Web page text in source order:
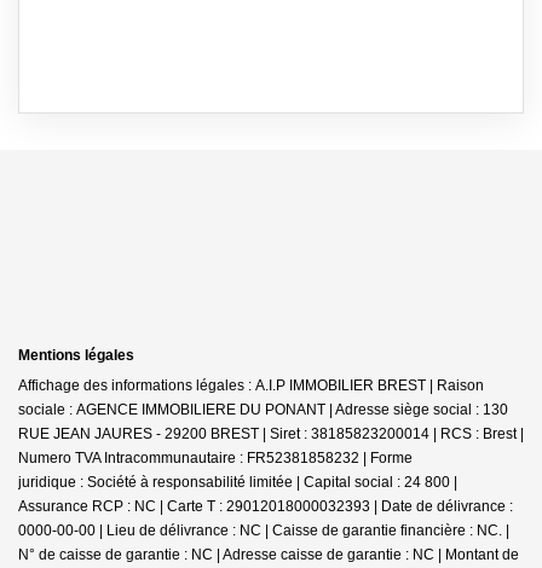
Mentions légales
Affichage des informations légales : A.I.P IMMOBILIER BREST | Raison
sociale : AGENCE IMMOBILIERE DU PONANT | Adresse siège social : 130
RUE JEAN JAURES - 29200 BREST | Siret : 38185823200014 | RCS : Brest |
Numero TVA Intracommunautaire : FR52381858232 | Forme
juridique : Société à responsabilité limitée | Capital social : 24 800 |
Assurance RCP : NC | Carte T : 29012018000032393 | Date de délivrance :
0000-00-00 | Lieu de délivrance : NC | Caisse de garantie financière : NC. |
N° de caisse de garantie : NC | Adresse caisse de garantie : NC | Montant de